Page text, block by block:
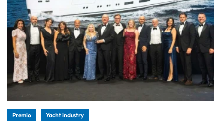
Premio Yacht industry